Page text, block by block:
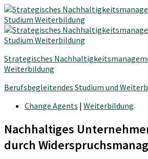
Strategisches
Weiterbildung
Berufsbegleitendes Studium und
Change Agents | Weiterbildung
Nachhaltiges
durch